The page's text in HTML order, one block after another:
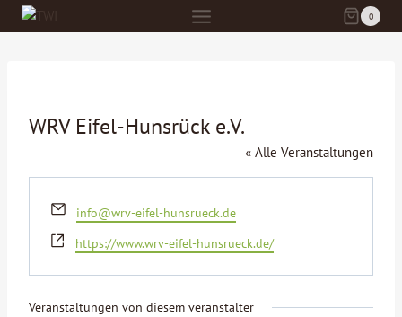
Zum
Inhalt
0
WRV Eifel-Hunsrück e.V.
« Alle Veranstaltungen
Email
info@wrv-eifel-hunsrueck.de
Webseite
https://www.wrv-eifel-hunsrueck.de/
Veranstaltungen von diesem veranstalter